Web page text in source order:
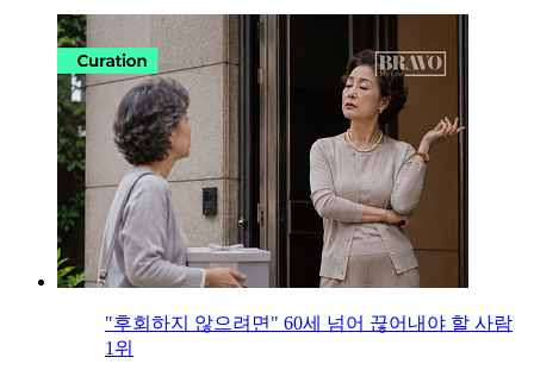
"후회하지 않으려면" 60세 넘어 끊어내야 할 사람
1위